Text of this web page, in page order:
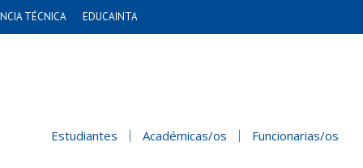
TÉCNICA EDUCAINTA
Estudiantes Académicas/os Funcionarias/os